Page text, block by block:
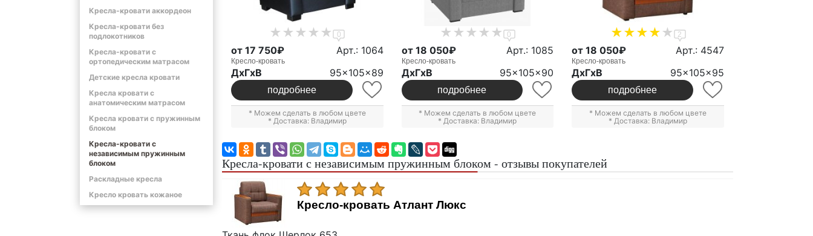
Кресла-кровати аккордеон
Кресла-кровати без
подлокотников
Кресла-кровати с
ортопедическим матрасом
Детские кресла кровати
Кресла кровати с
анатомическим матрасом
Кресла кровати с пружинным
блоком
Кресла-кровати с
независимым пружинным
блоком
Раскладные кресла
Кресло кровать кожаное
0
от 17 750₽ Арт.: 1064
Кресло-кровать
ДxГxВ 95x105x89
подробнее
* Можем сделать в любом цвете
* Доставка: Владимир
0
от 18 050₽ Арт.: 1085
Кресло-кровать
ДxГxВ 95x105x90
подробнее
* Можем сделать в любом цвете
* Доставка: Владимир
2
от 18 050₽ Арт.: 4547
Кресло-кровать
ДxГxВ 95x105x95
подробнее
* Можем сделать в любом цвете
* Доставка: Владимир
Кресла-кровати с независимым пружинным блоком - отзывы покупателей
Кресло-кровать Атлант Люкс